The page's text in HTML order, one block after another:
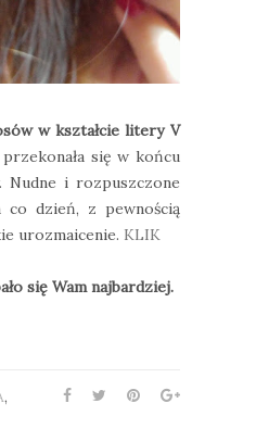
w kształcie litery V
się w końcu
Nudne i rozpuszczone
co dzień, z pewnością
urozmaicenie. KLIK
się Wam najbardziej.
,